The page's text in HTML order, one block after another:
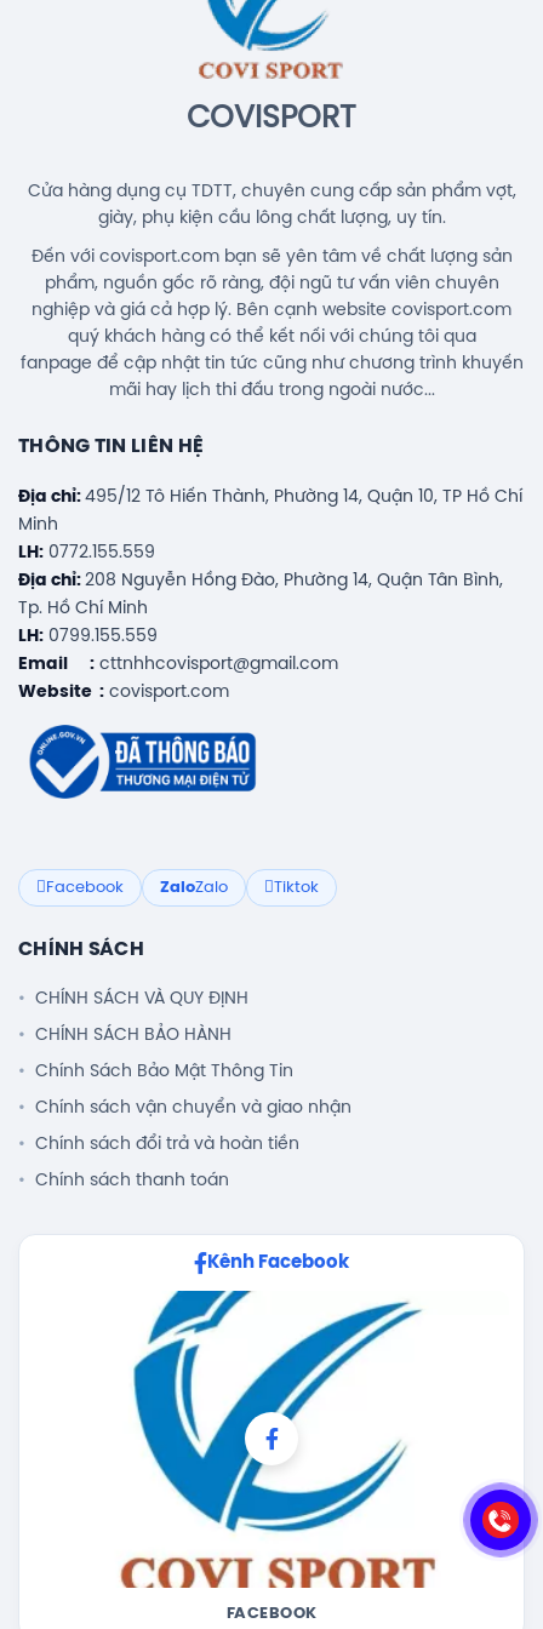
ra chính hãng 100%.
Đền bù nếu bạn phát hiện hàng giả, hàng nhái.
Hỗ trợ khách hàng 24/7.
Balo Cầu Lông Yonex BA52512
(White/Blue) Chính Hãng
1.690.000đ
COVISPORT
Cửa hàng dụng cụ TDTT, chuyên cung cấp sản phẩm vợt,
giày, phụ kiện cầu lông chất lượng, uy tín.
Đến với covisport.com bạn sẽ yên tâm về chất lượng sản
phẩm, nguồn gốc rõ ràng, đội ngũ tư vấn viên chuyên
nghiệp và giá cả hợp lý. Bên cạnh website covisport.com
quý khách hàng có thể kết nối với chúng tôi qua
fanpage để cập nhật tin tức cũng như chương trình khuyến
mãi hay lịch thi đấu trong ngoài nước...
THÔNG TIN LIÊN HỆ
Địa chỉ: 495/12 Tô Hiến Thành, Phường 14, Quận 10, TP Hồ Chí
Minh
LH: 0772.155.559
Địa chỉ: 208 Nguyễn Hồng Đào, Phường 14, Quận Tân Bình,
Tp. Hồ Chí Minh
LH: 0799.155.559
Email : cttnhhcovisport@gmail.com
Website : covisport.com
Facebook ZaloZalo Tiktok
CHÍNH SÁCH
CHÍNH SÁCH VÀ QUY ĐỊNH
CHÍNH SÁCH BẢO HÀNH
Chính Sách Bảo Mật Thông Tin
Chính sách vận chuyển và giao nhận
Chính sách đổi trả và hoàn tiền
Chính sách thanh toán
Kênh Facebook
FACEBOOK